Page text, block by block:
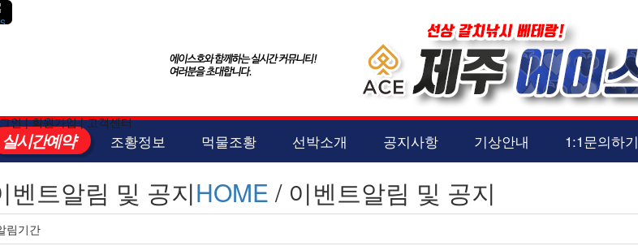
인|회원가입|고객센터
실시간예약 조황정보 먹물조황 선박소개 공지사항 기상안내 1:1문의하기
벤트알림 및 공지HOME / 이벤트알림 및 공지
림기간